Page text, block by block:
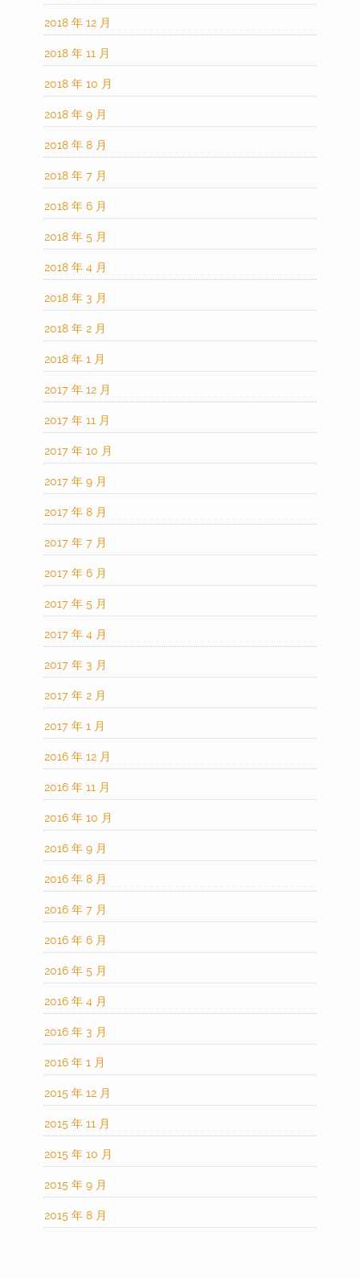
2018 年 12 月
2018 年 11 月
2018 年 10 月
2018 年 9 月
2018 年 8 月
2018 年 7 月
2018 年 6 月
2018 年 5 月
2018 年 4 月
2018 年 3 月
2018 年 2 月
2018 年 1 月
2017 年 12 月
2017 年 11 月
2017 年 10 月
2017 年 9 月
2017 年 8 月
2017 年 7 月
2017 年 6 月
2017 年 5 月
2017 年 4 月
2017 年 3 月
2017 年 2 月
2017 年 1 月
2016 年 12 月
2016 年 11 月
2016 年 10 月
2016 年 9 月
2016 年 8 月
2016 年 7 月
2016 年 6 月
2016 年 5 月
2016 年 4 月
2016 年 3 月
2016 年 1 月
2015 年 12 月
2015 年 11 月
2015 年 10 月
2015 年 9 月
2015 年 8 月